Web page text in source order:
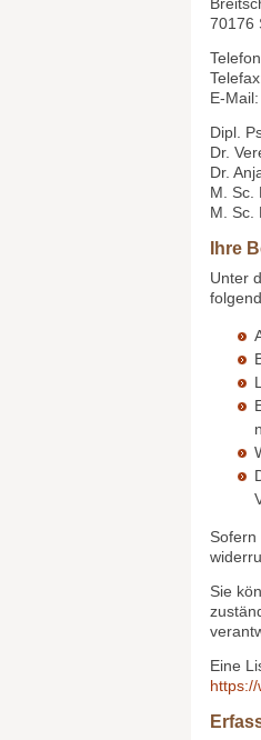
70176
E-
Dipl.
Dr.
Dr.
M.
M.
Ihre
Unter
Sofern